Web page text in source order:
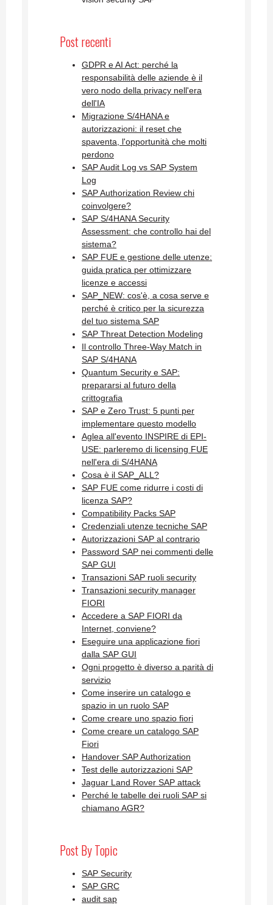
Post recenti
GDPR e AI Act: perché la
responsabilità delle aziende è il
vero nodo della privacy nell'era
dell'IA
Migrazione S/4HANA e
autorizzazioni: il reset che
spaventa, l'opportunità che molti
perdono
SAP Audit Log vs SAP System
Log
SAP Authorization Review chi
coinvolgere?
SAP S/4HANA Security
Assessment: che controllo hai del
sistema?
SAP FUE e gestione delle utenze:
guida pratica per ottimizzare
licenze e accessi
SAP_NEW: cos'è, a cosa serve e
perché è critico per la sicurezza
del tuo sistema SAP
SAP Threat Detection Modeling
Il controllo Three-Way Match in
SAP S/4HANA
Quantum Security e SAP:
prepararsi al futuro della
crittografia
SAP e Zero Trust: 5 punti per
implementare questo modello
Aglea all'evento INSPIRE di EPI-
USE: parleremo di licensing FUE
nell'era di S/4HANA
Cosa è il SAP_ALL?
SAP FUE come ridurre i costi di
licenza SAP?
Compatibility Packs SAP
Credenziali utenze tecniche SAP
Autorizzazioni SAP al contrario
Password SAP nei commenti delle
SAP GUI
Transazioni SAP ruoli security
Transazioni security manager
FIORI
Accedere a SAP FIORI da
Internet, conviene?
Eseguire una applicazione fiori
dalla SAP GUI
Ogni progetto è diverso a parità di
servizio
Come inserire un catalogo e
spazio in un ruolo SAP
Come creare uno spazio fiori
Come creare un catalogo SAP
Fiori
Handover SAP Authorization
Test delle autorizzazioni SAP
Jaguar Land Rover SAP attack
Perché le tabelle dei ruoli SAP si
chiamano AGR?
Post By Topic
SAP Security
SAP GRC
audit sap